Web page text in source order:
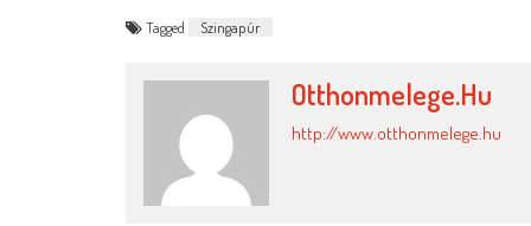
Tagged Szingapúr
Otthonmelege.hu
http://www.otthonmelege.hu